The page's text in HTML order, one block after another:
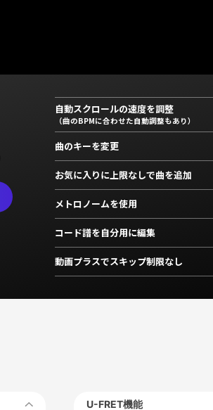
自動スクロールの速度を調整
（曲のBPMに合わせた自動調整もあり）
曲のキーを変更
お気に入りに上限なしで曲を追加
メトロノームを使用
コード譜を自分用に編集
動画プラスでスキップ制限なし
U-FRET機能